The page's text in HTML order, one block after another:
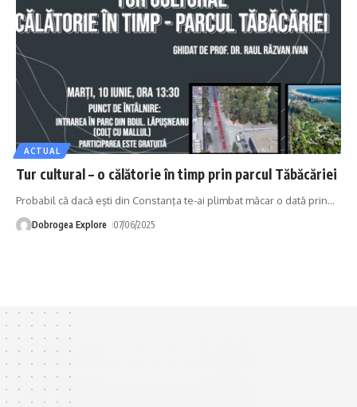
ACTUAL
Tur cultural – o călătorie în timp prin parcul Tăbăcăriei
Probabil că dacă eşti din Constanţa te-ai plimbat măcar o dată prin…
Dobrogea Explore 07/06/2025